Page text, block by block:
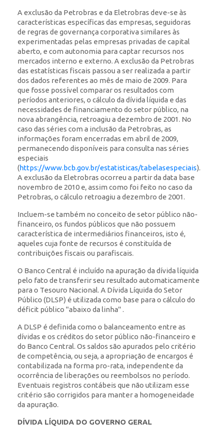
A exclusão da Petrobras e da Eletrobras deve-se às
características específicas das empresas, seguidoras
de regras de governança corporativa similares às
experimentadas pelas empresas privadas de capital
aberto, e com autonomia para captar recursos nos
mercados interno e externo. A exclusão da Petrobras
das estatísticas fiscais passou a ser realizada a partir
dos dados referentes ao mês de maio de 2009. Para
que fosse possível comparar os resultados com
períodos anteriores, o cálculo da dívida líquida e das
necessidades de financiamento do setor público, na
nova abrangência, retroagiu a dezembro de 2001. No
caso das séries com a inclusão da Petrobras, as
informações foram encerradas em abril de 2009,
permanecendo disponíveis para consulta nas séries
especiais
(https://www.bcb.gov.br/estatisticas/tabelasespeciais).
A exclusão da Eletrobras ocorreu a partir da data base
novembro de 2010 e, assim como foi feito no caso da
Petrobras, o cálculo retroagiu a dezembro de 2001.
Incluem-se também no conceito de setor público não-
financeiro, os fundos públicos que não possuem
característica de intermediários financeiros, isto é,
aqueles cuja fonte de recursos é constituída de
contribuições fiscais ou parafiscais.
O Banco Central é incluído na apuração da dívida líquida
pelo fato de transferir seu resultado automaticamente
para o Tesouro Nacional. A Dívida Líquida do Setor
Público (DLSP) é utilizada como base para o cálculo do
déficit público "abaixo da linha" .
A DLSP é definida como o balanceamento entre as
dívidas e os créditos do setor público não-financeiro e
do Banco Central. Os saldos são apurados pelo critério
de competência, ou seja, a apropriação de encargos é
contabilizada na forma pro-rata, independente da
ocorrência de liberações ou reembolsos no período.
Eventuais registros contábeis que não utilizam esse
critério são corrigidos para manter a homogeneidade
da apuração.
DÍVIDA LÍQUIDA DO GOVERNO GERAL